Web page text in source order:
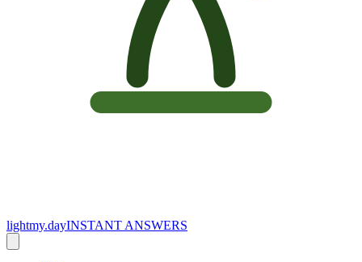
lightmy.dayINSTANT ANSWERS